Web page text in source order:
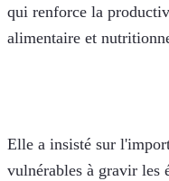
qui renforce la
alimentaire et
Elle a insisté sur
vulnérables à gravir les